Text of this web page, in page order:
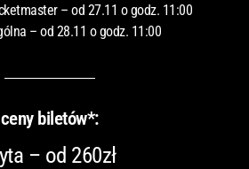
– od 27.11 o godz. 11:00
– od 28.11 o godz. 11:00
ceny biletów*:
– od 260zł